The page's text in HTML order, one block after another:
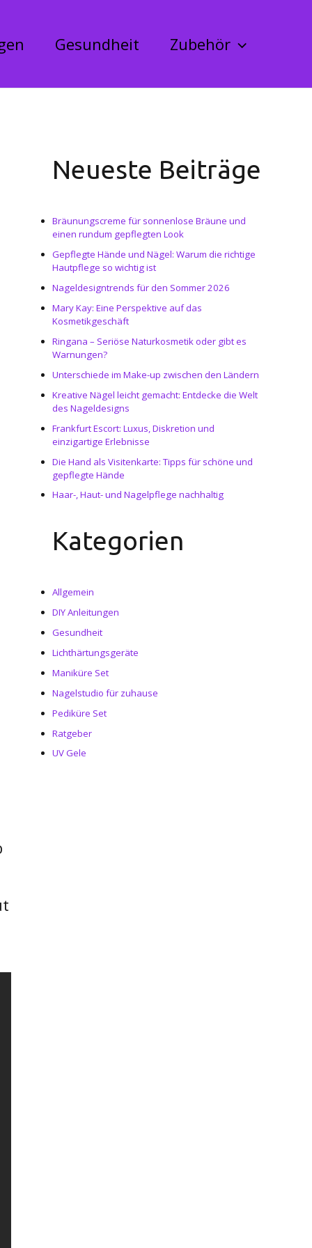
Gesundheit Zubehör
Neueste Beiträge
Bräunungscreme für sonnenlose Bräune und
einen rundum gepflegten Look
Gepflegte Hände und Nägel: Warum die richtige
Hautpflege so wichtig ist
Nageldesigntrends für den Sommer 2026
Mary Kay: Eine Perspektive auf das
Kosmetikgeschäft
Ringana – Seriöse Naturkosmetik oder gibt es
Warnungen?
Unterschiede im Make-up zwischen den Ländern
Kreative Nägel leicht gemacht: Entdecke die Welt
des Nageldesigns
Frankfurt Escort: Luxus, Diskretion und
einzigartige Erlebnisse
Die Hand als Visitenkarte: Tipps für schöne und
gepflegte Hände
Haar-, Haut- und Nagelpflege nachhaltig
Kategorien
Allgemein
DIY Anleitungen
Gesundheit
Lichthärtungsgeräte
Maniküre Set
Nagelstudio für zuhause
Pediküre Set
Ratgeber
UV Gele